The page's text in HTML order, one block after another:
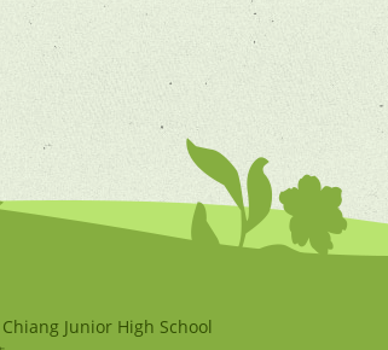
Junior High School